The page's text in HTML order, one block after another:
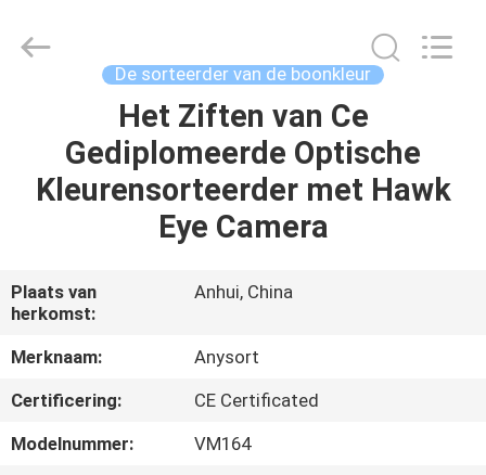
PRODUCTEN
ONS
FABRIEKSREIS
KWALITEITSCONTROLE
Optoelectronic
Technology
De sorteerder van de boonkleur
Het Ziften van Ce
Gediplomeerde Optische
Kleurensorteerder met Hawk
Eye Camera
Plaats van
herkomst:
Anhui, China
Merknaam:
Anysort
Certificering:
CE Certificated
Modelnummer:
VM164